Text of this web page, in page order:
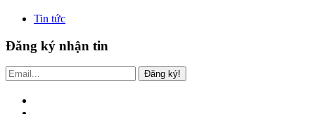
Tin tức
Đăng ký nhận tin
Đăng ký!